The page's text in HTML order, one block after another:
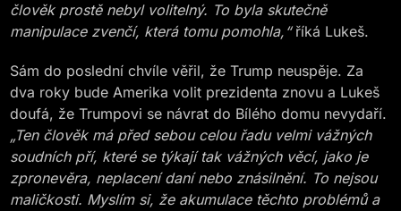
člověk prostě nebyl volitelný. To byla skutečně
manipulace zvenčí, která tomu pomohla,“říká Lukeš.
Sám do poslední chvíle věřil, že Trump neuspěje. Za
dva roky bude Amerika volit prezidenta znovu a Lukeš
doufá, že Trumpovi se návrat do Bílého domu nevydaří.
„Ten člověk má před sebou celou řadu velmi vážných
soudních pří, které se týkají tak vážných věcí, jako je
zpronevěra, neplacení daní nebo znásilnění. To nejsou
maličkosti. Myslím si, že akumulace těchto problémů a